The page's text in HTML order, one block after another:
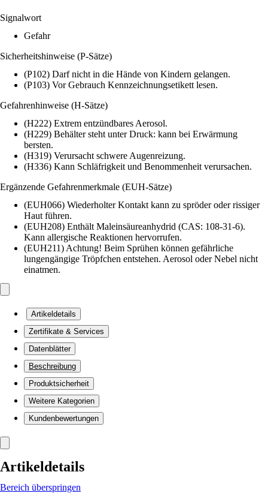
Signalwort
Gefahr
Sicherheitshinweise (P-Sätze)
(P102) Darf nicht in die Hände von Kindern gelangen.
(P103) Vor Gebrauch Kennzeichnungsetikett lesen.
Gefahrenhinweise (H-Sätze)
(H222) Extrem entzündbares Aerosol.
(H229) Behälter steht unter Druck: kann bei Erwärmung
bersten.
(H319) Verursacht schwere Augenreizung.
(H336) Kann Schläfrigkeit und Benommenheit verursachen.
Ergänzende Gefahrenmerkmale (EUH-Sätze)
(EUH066) Wiederholter Kontakt kann zu spröder oder rissiger
Haut führen.
(EUH208) Enthält Maleinsäureanhydrid (CAS: 108-31-6).
Kann allergische Reaktionen hervorrufen.
(EUH211) Achtung! Beim Sprühen können gefährliche
lungengängige Tröpfchen entstehen. Aerosol oder Nebel nicht
einatmen.
Artikeldetails
Zertifikate & Services
Datenblätter
Beschreibung
Produktsicherheit
Weitere Kategorien
Kundenbewertungen
Artikeldetails
Bereich überspringen